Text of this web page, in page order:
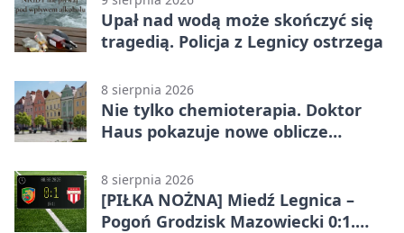
Upał nad wodą może skończyć się
tragedią. Policja z Legnicy ostrzega
8 sierpnia 2026
Nie tylko chemioterapia. Doktor
Haus pokazuje nowe oblicze
8 sierpnia 2026
[PIŁKA NOŻNA] Miedź Legnica –
Pogoń Grodzisk Mazowiecki 0:1.